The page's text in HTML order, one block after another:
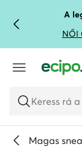
UGRÁS A FŐ
UGRÁS A
A
NŐI
Keress rá
Magas